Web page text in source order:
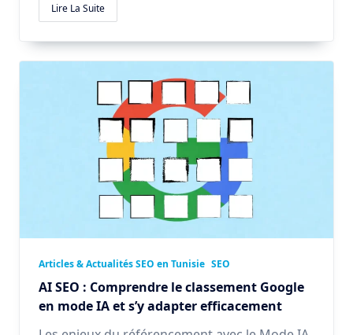
Lire La Suite
Articles & Actualités SEO en Tunisie SEO
AI SEO : Comprendre le classement Google
en mode IA et s’y adapter efficacement